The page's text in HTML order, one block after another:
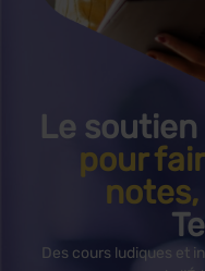
Le
pour
notes,
Des cours ludiques et